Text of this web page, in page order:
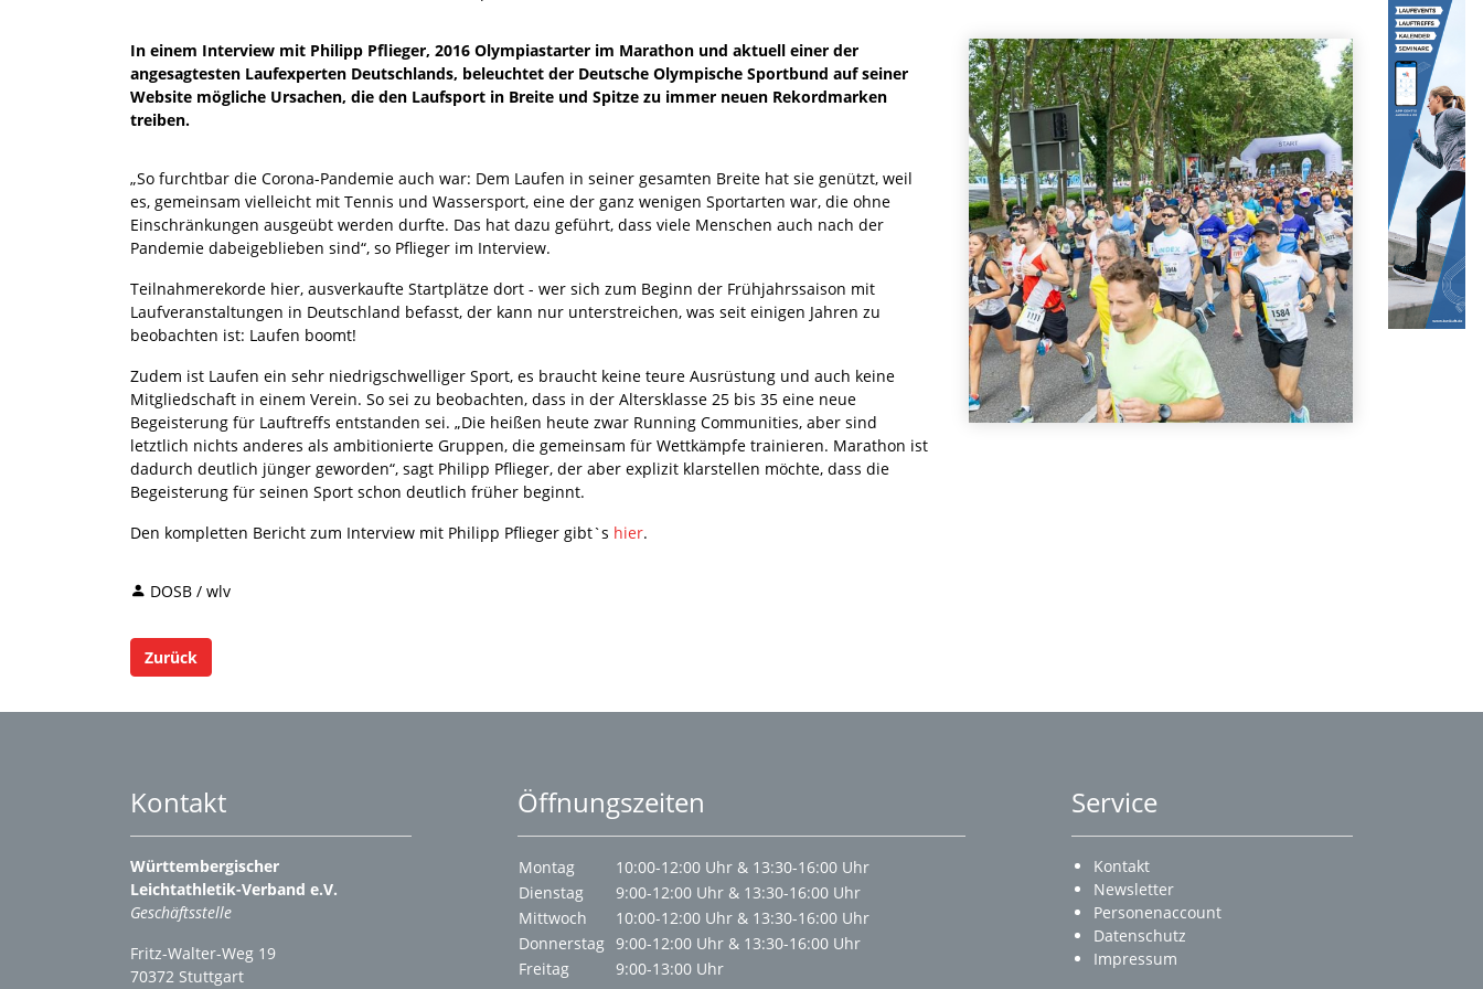
In einem Interview mit Philipp Pflieger, 2016 Olympiastarter im Marathon und aktuell einer der
angesagtesten Laufexperten Deutschlands, beleuchtet der Deutsche Olympische Sportbund auf seiner
Website mögliche Ursachen, die den Laufsport in Breite und Spitze zu immer neuen Rekordmarken
treiben.
„So furchtbar die Corona-Pandemie auch war: Dem Laufen in seiner gesamten Breite hat sie genützt, weil
es, gemeinsam vielleicht mit Tennis und Wassersport, eine der ganz wenigen Sportarten war, die ohne
Einschränkungen ausgeübt werden durfte. Das hat dazu geführt, dass viele Menschen auch nach der
Pandemie dabeigeblieben sind“, so Pflieger im Interview.
Teilnahmerekorde hier, ausverkaufte Startplätze dort - wer sich zum Beginn der Frühjahrssaison mit
Laufveranstaltungen in Deutschland befasst, der kann nur unterstreichen, was seit einigen Jahren zu
beobachten ist: Laufen boomt!
Zudem ist Laufen ein sehr niedrigschwelliger Sport, es braucht keine teure Ausrüstung und auch keine
Mitgliedschaft in einem Verein. So sei zu beobachten, dass in der Altersklasse 25 bis 35 eine neue
Begeisterung für Lauftreffs entstanden sei. „Die heißen heute zwar Running Communities, aber sind
letztlich nichts anderes als ambitionierte Gruppen, die gemeinsam für Wettkämpfe trainieren. Marathon ist
dadurch deutlich jünger geworden“, sagt Philipp Pflieger, der aber explizit klarstellen möchte, dass die
Begeisterung für seinen Sport schon deutlich früher beginnt.
Den kompletten Bericht zum Interview mit Philipp Pflieger gibt`s hier.
DOSB / wlv
Zurück
Kontakt
Württembergischer
Leichtathletik-Verband e.V.
Geschäftsstelle
Fritz-Walter-Weg 19
70372 Stuttgart
Öffnungszeiten
Montag
10:00-12:00 Uhr & 13:30-16:00 Uhr
Dienstag
9:00-12:00 Uhr & 13:30-16:00 Uhr
Mittwoch
10:00-12:00 Uhr & 13:30-16:00 Uhr
Donnerstag 9:00-12:00 Uhr & 13:30-16:00 Uhr
Freitag
9:00-13:00 Uhr
Service
Kontakt
Newsletter
Personenaccount
Datenschutz
Impressum